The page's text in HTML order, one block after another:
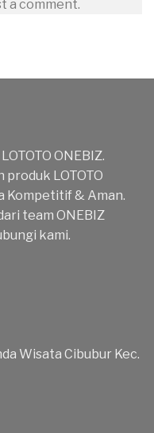
a comment.
ONEBIZ.
produk LOTOTO
Kompetitif & Aman.
team ONEBIZ
kami.
Wisata Cibubur Kec.